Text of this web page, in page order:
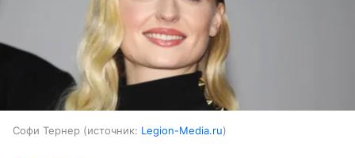
Софи Тернер источник: Legion-Media.ru